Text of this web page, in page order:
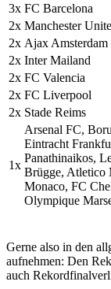
3x FC Barcelona
2x Manchester
2x Ajax Amsterdam
2x Inter Mailand
2x FC Valencia
2x FC Liverpool
2x Stade Reims
1x
Arsenal FC,
Eintracht
Panathinaikos,
Brügge, Atletico
Monaco, FC
Olympique
Gerne also in den
aufnehmen: Den
auch